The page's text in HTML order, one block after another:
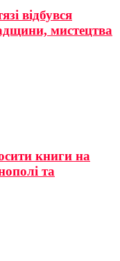
відбувся
мистецтва
книги на
та